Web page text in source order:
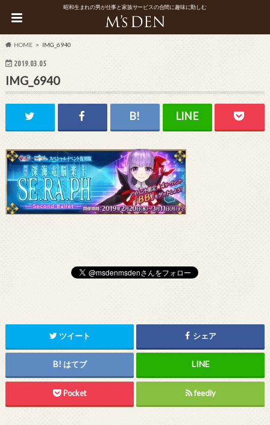
昭和生まれの男が仕事と家族サービスの合間に趣味に勤しむ
HOME IMG_6940
2019.03.05
IMG_6940
ツイート シェア
はてブ
Pocket feedly